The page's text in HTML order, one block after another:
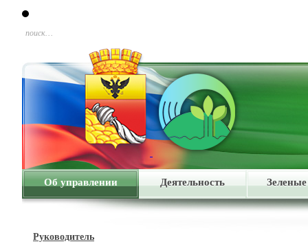
поиск…
Об управлении Деятельность
Руководитель